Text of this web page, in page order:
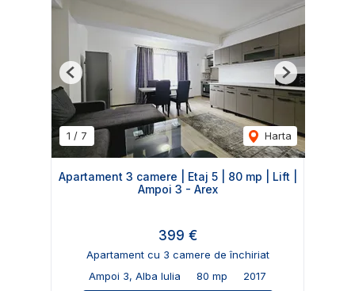
1 / 7 Harta
Previous Next
Apartament 3 camere | Etaj 5 | 80 mp | Lift |
Ampoi 3 - Arex
399 €
Apartament cu 3 camere de închiriat
Ampoi 3, Alba Iulia
80 mp 2017